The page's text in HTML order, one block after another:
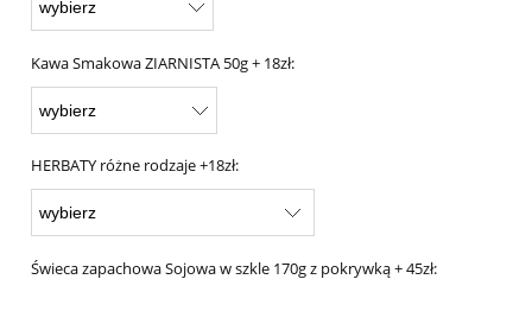
Kawa Smakowa ZIARNISTA 50g + 18zł:
HERBATY różne rodzaje +18zł:
Świeca zapachowa Sojowa w szkle 170g z pokrywką + 45zł: